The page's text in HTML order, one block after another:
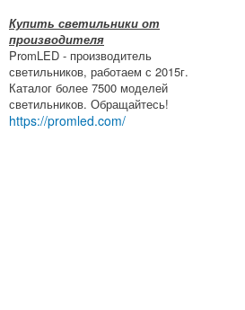
Купить светильники от
производителя
PromLED - производитель
светильников, работаем с 2015г.
Каталог более 7500 моделей
светильников. Обращайтесь!
https://promled.com/